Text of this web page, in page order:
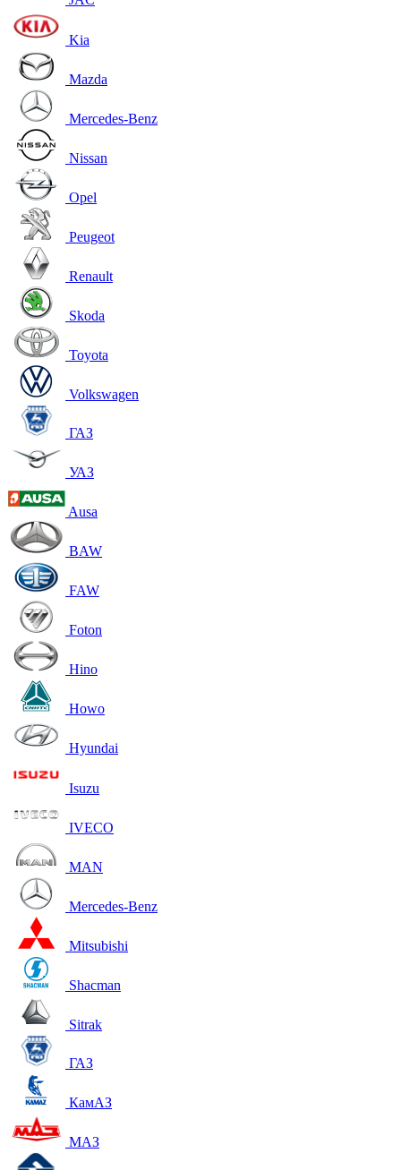
Kia
Mazda
Mercedes-Benz
Nissan
Opel
Peugeot
Renault
Skoda
Toyota
Volkswagen
ГАЗ
УАЗ
Ausa
BAW
FAW
Foton
Hino
Howo
Hyundai
Isuzu
IVECO
MAN
Mercedes-Benz
Mitsubishi
Shacman
Sitrak
ГАЗ
КамАЗ
МАЗ